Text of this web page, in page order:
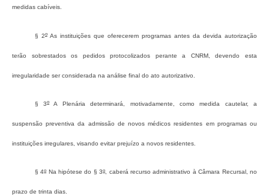
medidas cabíveis.
§ 2oAs instituições que oferecerem programas antes da devida autorização
terão sobrestados os pedidos protocolizados perante a CNRM, devendo esta
irregularidade ser considerada na análise final do ato autorizativo.
§ 3oA Plenária determinará, motivadamente, como medida cautelar, a
suspensão preventiva da admissão de novos médicos residentes em programas ou
instituições irregulares, visando evitar prejuízo a novos residentes.
§ 4oNa hipótese do § 3o, caberá recurso administrativo à Câmara Recursal, no
prazo de trinta dias.